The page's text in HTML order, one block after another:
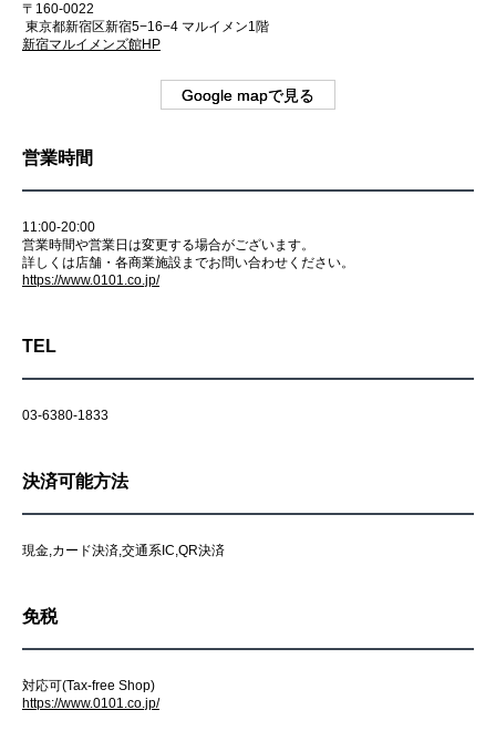
〒160-0022
東京都新宿区新宿5−16−4 マルイメン1階
新宿マルイメンズ館HP
Google mapで見る
営業時間
11:00-20:00
営業時間や営業日は変更する場合がございます。
詳しくは店舗・各商業施設までお問い合わせください。
https://www.0101.co.jp/
TEL
03-6380-1833
決済可能方法
現金,カード決済,交通系IC,QR決済
免税
対応可(Tax-free Shop)
https://www.0101.co.jp/